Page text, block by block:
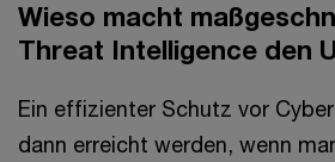
Wieso macht
Threat Intelligence den
Ein effizienter Schutz vor
dann erreicht werden, wenn